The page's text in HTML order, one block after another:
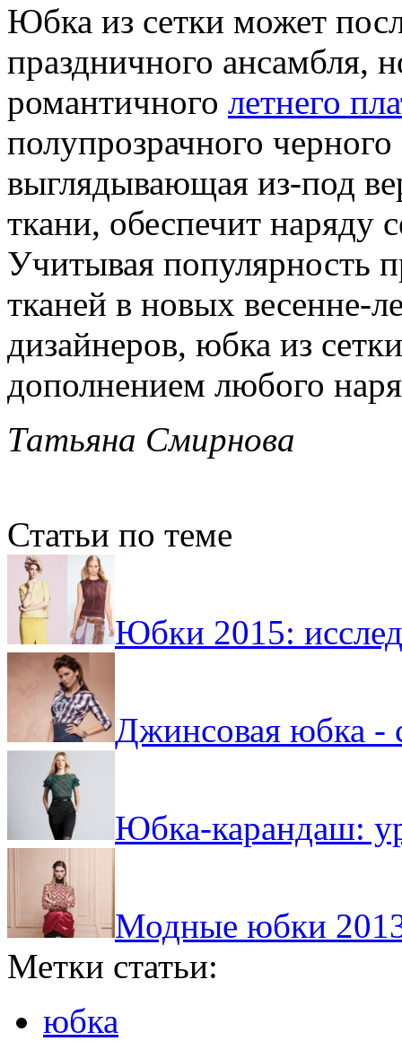
Юбка из сетки может
праздничного ансамбля,
романтичного летнего
полупрозрачного
выглядывающая из-под
ткани, обеспечит наряду
Учитывая популярность
тканей в новых весенне-
дизайнеров, юбка из
дополнением любого
Татьяна Смирнова
Статьи по теме
Юбки 2015:
Джинсовая юбка -
Юбка-карандаш:
Модные юбки
Метки статьи:
юбка